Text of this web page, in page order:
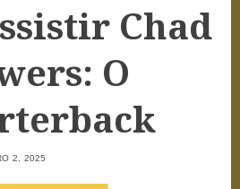
Chad
O
2, 2025